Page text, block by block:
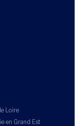
Loire
en Grand Est